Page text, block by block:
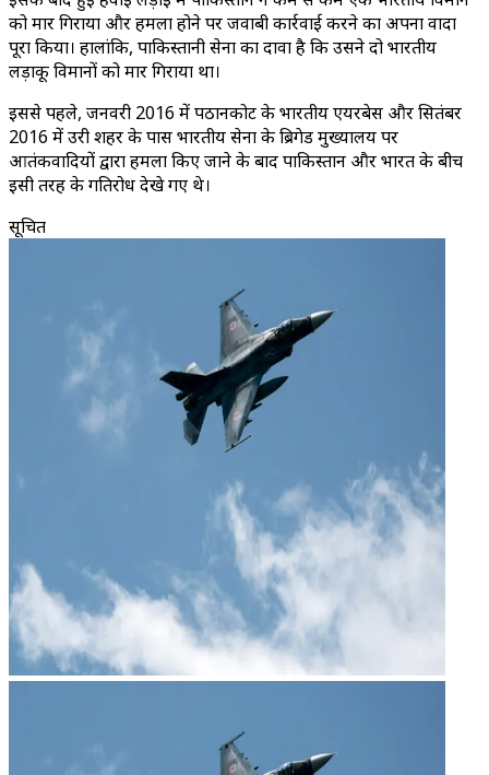
को मार गिराया और हमला होने पर जवाबी कार्रवाई करने का अपना वादा
पूरा किया। हालांकि, पाकिस्तानी सेना का दावा है कि उसने दो भारतीय
लड़ाकू विमानों को मार गिराया था।
इससे पहले, जनवरी 2016 में पठानकोट के भारतीय एयरबेस और सितंबर
2016 में उरी शहर के पास भारतीय सेना के ब्रिगेड मुख्यालय पर
आतंकवादियों द्वारा हमला किए जाने के बाद पाकिस्तान और भारत के बीच
इसी तरह के गतिरोध देखे गए थे।
सूचित